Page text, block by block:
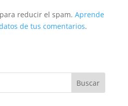
reducir el spam. Aprende
de tus comentarios.